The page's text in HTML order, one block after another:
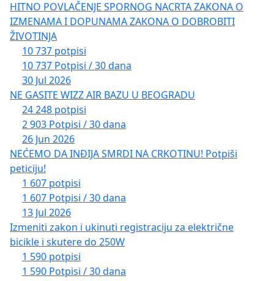
HITNO POVLAČENJE SPORNOG NACRTA ZAKONA O
IZMENAMA I DOPUNAMA ZAKONA O DOBROBITI
ŽIVOTINJA
10 737 potpisi
10 737 Potpisi / 30 dana
30 Jul 2026
NE GASITE WIZZ AIR BAZU U BEOGRADU
24 248 potpisi
2 903 Potpisi / 30 dana
26 Jun 2026
NEĆEMO DA INĐIJA SMRDI NA CRKOTINU! Potpiši
peticiju!
1 607 potpisi
1 607 Potpisi / 30 dana
13 Jul 2026
Izmeniti zakon i ukinuti registraciju za električne
bicikle i skutere do 250W
1 590 potpisi
1 590 Potpisi / 30 dana